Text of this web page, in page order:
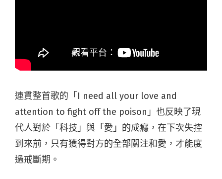
連貫整首歌的 「 I need all your love and
attention to fight off the poison 」 也反映了現
代人對於「科技」與「愛」的成癮， 在下次失控
到來前，只有獲得對方的全部關注和愛，才能度
過戒斷期。